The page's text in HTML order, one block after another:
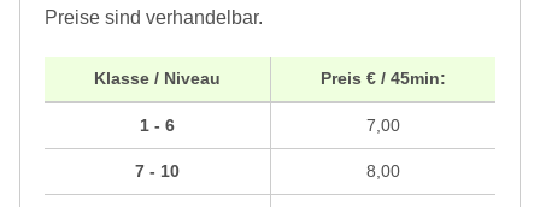
Preise sind verhandelbar.
Klasse / Niveau
1 - 6
7 - 10
Preis € / 45min:
7,00
8,00